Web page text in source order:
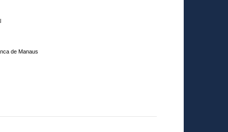
de Manaus